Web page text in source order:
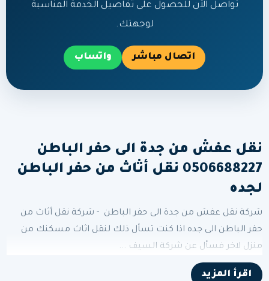
تواصل الآن للحصول على تفاصيل الخدمة المناسبة
لوجهتك.
اتصال مباشر واتساب
نقل عفش من جدة الى حفر الباطن
0506688227 نقل أثاث من حفر الباطن
لجده
شركة نقل عفش من جدة الى حفر الباطن - شركة نقل أثاث من
حفر الباطن الى جده اذا كنت تسأل ذلك لنقل اثاث مسكنك من
منزل لاخر فسأل عن شركة السيف ...
اقرأ المزيد